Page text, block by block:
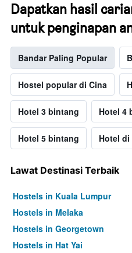
Dapatkan hasil
untuk penginapan
Bandar Paling Popular
Hostel popular di Cina
Hotel 3 bintang Hotel 4
Hotel 5 bintang Hotel
Lawat Destinasi Terbaik
Hostels in Kuala Lumpur
Hostels in Melaka
Hostels in Georgetown
Hostels in Hat Yai